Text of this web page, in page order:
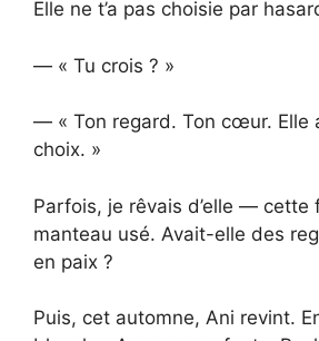
Elle ne t’a pas choisie par
— « Tu crois ? »
— « Ton regard. Ton cœur. Elle
choix. »
Parfois, je rêvais d’elle — cette
manteau usé. Avait-elle des
en paix ?
Puis, cet automne, Ani revint.